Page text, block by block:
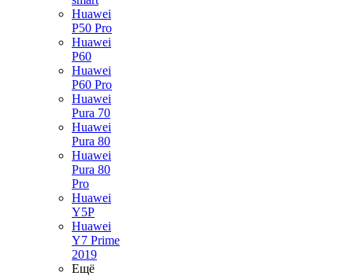
Huawei
P50 Pro
Huawei
P60
Huawei
P60 Pro
Huawei
Pura 70
Huawei
Pura 80
Huawei
Pura 80
Pro
Huawei
Y5P
Huawei
Y7 Prime
2019
Ещё